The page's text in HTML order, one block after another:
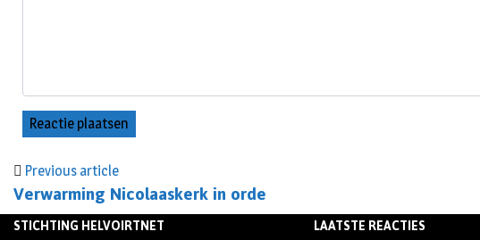
Previous article
Verwarming Nicolaaskerk in orde
STICHTING HELVOIRTNET LAATSTE REACTIES